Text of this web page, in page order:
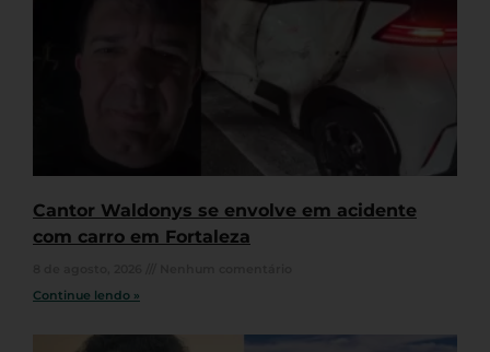
Cantor Waldonys se envolve em acidente
com carro em Fortaleza
Continue lendo »